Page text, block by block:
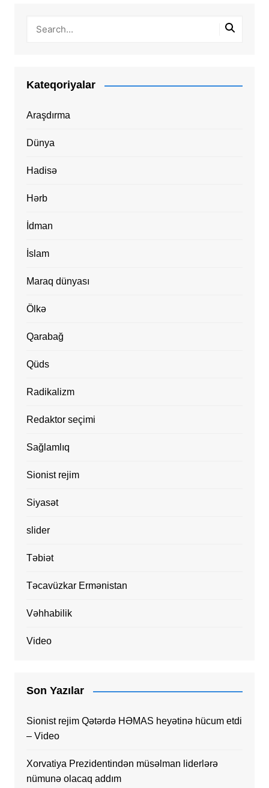
Kateqoriyalar
Araşdırma
Dünya
Hadisə
Hərb
İdman
İslam
Maraq dünyası
Ölkə
Qarabağ
Qüds
Radikalizm
Redaktor seçimi
Sağlamlıq
Sionist rejim
Siyasət
slider
Təbiət
Təcavüzkar Ermənistan
Vəhhabilik
Video
Son Yazılar
Sionist rejim Qətərdə HƏMAS heyətinə hücum etdi
– Video
Xorvatiya Prezidentindən müsəlman liderlərə
nümunə olacaq addım